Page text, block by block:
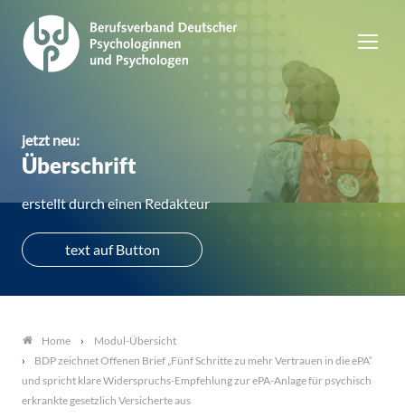
jetzt neu:
Überschrift
erstellt durch einen Redakteur
text auf Button
Home
Modul-Übersicht
BDP zeichnet Offenen Brief „Fünf Schritte zu mehr Vertrauen in die ePA“
und spricht klare Widerspruchs-Empfehlung zur ePA-Anlage für psychisch
erkrankte gesetzlich Versicherte aus